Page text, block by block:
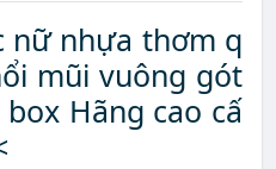
nữ nhựa thơm q
mũi vuông gót
Hãng cao cấ